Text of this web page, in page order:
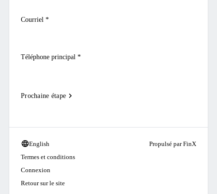
Courriel *
Téléphone principal *
Prochaine étape navigate_next
languageEnglish
Termes et conditions
Connexion
Retour sur le site
Propulsé par FinX